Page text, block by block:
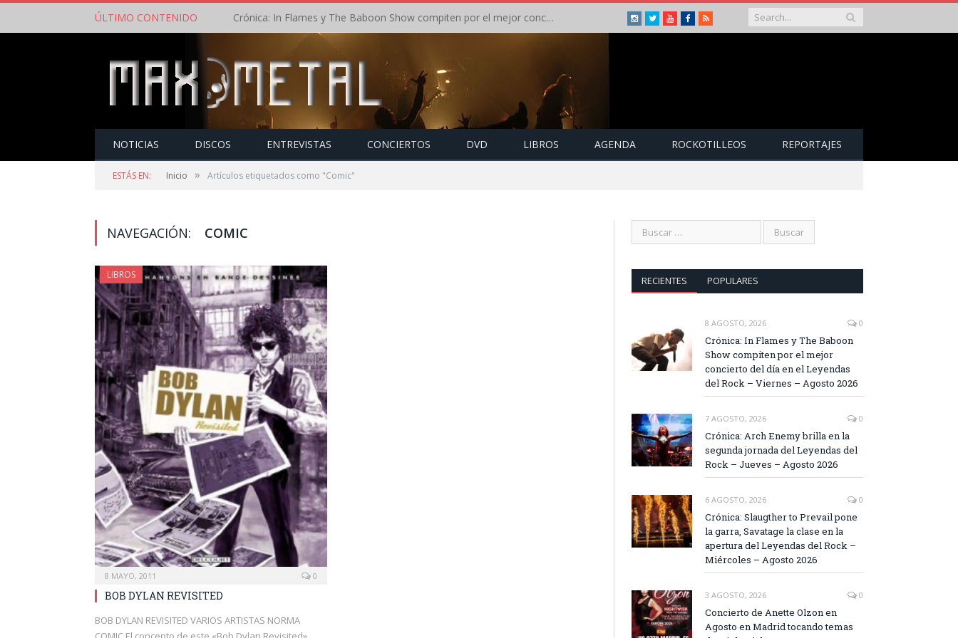
ÚLTIMO CONTENIDO Crónica: In Flames y The Baboon Show compiten por el mejor concierto del día en el Leyendas del Rock – Viernes – Agosto 2026 Instagram
TwitterYoutubeFacebook
RSS
NOTICIAS DISCOS ENTREVISTAS CONCIERTOS DVD LIBROS AGENDA ROCKOTILLEOS REPORTAJES
ESTÁS EN: Inicio » Artículos etiquetados como "Comic"
NAVEGACIÓN: COMIC
LIBROS
8 MAYO, 2011 0
BOB DYLAN REVISITED
BOB DYLAN REVISITED VARIOS ARTISTAS NORMA
RECIENTES POPULARES
8 AGOSTO, 2026 0
Crónica: In Flames y The Baboon
Show compiten por el mejor
concierto del día en el Leyendas
del Rock – Viernes – Agosto 2026
7 AGOSTO, 2026 0
Crónica: Arch Enemy brilla en la
segunda jornada del Leyendas del
Rock – Jueves – Agosto 2026
6 AGOSTO, 2026 0
Crónica: Slaugther to Prevail pone
la garra, Savatage la clase en la
apertura del Leyendas del Rock –
Miércoles – Agosto 2026
3 AGOSTO, 2026 0
Concierto de Anette Olzon en
Agosto en Madrid tocando temas